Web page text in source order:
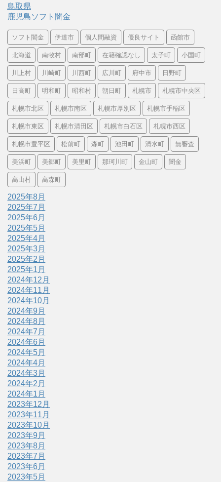
鳥取県
鹿児島ソフト闇金
ソフト闇金 伊達市 個人間融資 優良サイト 函館市
北海道 南牧村 南部町 在籍確認なし 太子町 小国町
川上村 川崎町 川西町 広川町 府中市 日野町
日高町 明和町 昭和村 朝日町 札幌市 札幌市中央区
札幌市北区 札幌市南区 札幌市厚別区 札幌市手稲区
札幌市東区 札幌市清田区 札幌市白石区 札幌市西区
札幌市豊平区 松前町 森町 池田町 清水町 無審査
美浜町 美郷町 美里町 那珂川町 金山町 闇金
高山村 高森町
2025年8月
2025年7月
2025年6月
2025年5月
2025年4月
2025年3月
2025年2月
2025年1月
2024年12月
2024年11月
2024年10月
2024年9月
2024年8月
2024年7月
2024年6月
2024年5月
2024年4月
2024年3月
2024年2月
2024年1月
2023年12月
2023年11月
2023年10月
2023年9月
2023年8月
2023年7月
2023年6月
2023年5月